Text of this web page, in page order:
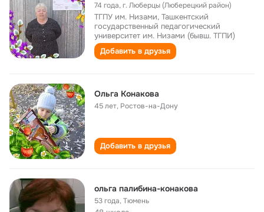
74 года,г. Люберцы (Люберецкий район)
ТГПУ им. Низами, Ташкентский
государственный педагогический
университет им. Низами (бывш. ТГПИ)
Добавить в друзья
Ольга Конакова
45 лет, Ростов-на-Дону
Добавить в друзья
ольга палибина-конакова
53 года,Тюмень